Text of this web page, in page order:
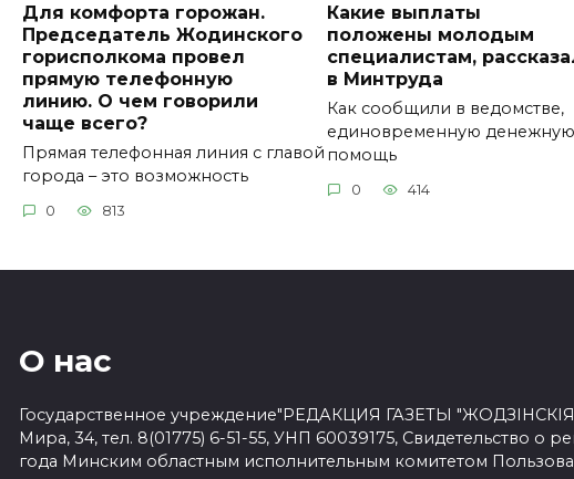
Для комфорта горожан.
Председатель Жодинского
горисполкома провел
прямую телефонную
линию. О чем говорили
чаще всего?
Прямая телефонная линия с главой
города – это возможность
0 813
Какие выплаты
положены молодым
специалистам,
в Минтруда
Как сообщили в ведомстве,
единовременную денежную
помощь
0 414
О нас
Государственное учреждение"РЕДАКЦИЯ ГАЗЕТЫ
Мира, 34, тел. 8(01775) 6-51-55, УНП 60039175, Свидетельство о
года Минским областным исполнительным комитетом